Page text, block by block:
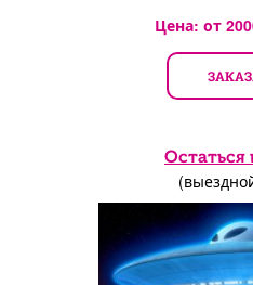
Цена: от
Остаться